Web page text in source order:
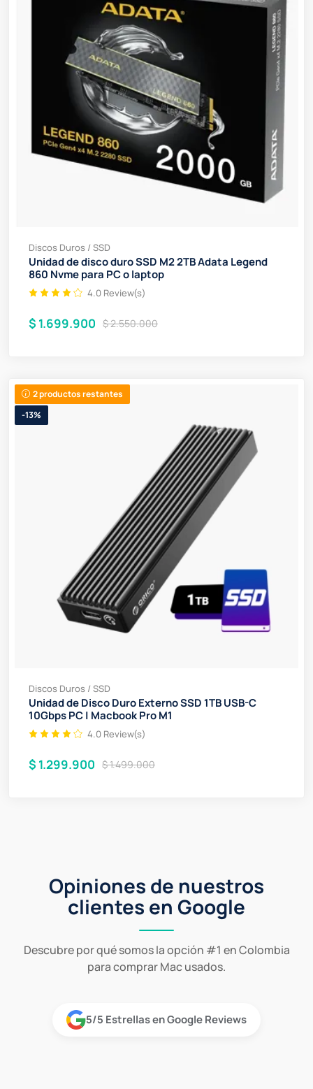
Discos Duros / SSD
Unidad de disco duro SSD M2 2TB Adata Legend
860 Nvme para PC o laptop
4.0 Review(s)
$ 1.699.900 $ 2.550.000
2 productos restantes
-13%
Discos Duros / SSD
Unidad de Disco Duro Externo SSD 1TB USB-C
10Gbps PC | Macbook Pro M1
4.0 Review(s)
$ 1.299.900 $ 1.499.000
Opiniones de nuestros
clientes en Google
Descubre por qué somos la opción #1 en Colombia
para comprar Mac usados.
5/5 Estrellas en Google Reviews